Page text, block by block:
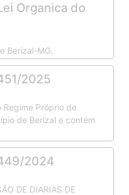
Organica do
Berizal-MG.
2025
Regime Próprio de
de Berizal e contém
2024
DE DIARIAS DE